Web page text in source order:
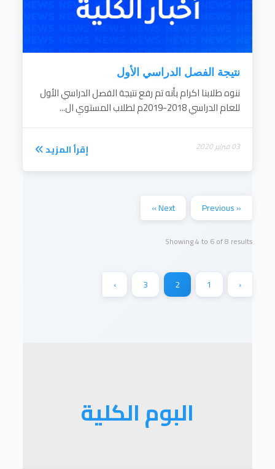
نتيجة الفصل الدراسي الأول
ننوه طلابنا اكرام بأنه تم رفع نتيجة الفصل الدراسي الأول
للعام الدراسي 2018-2019م لطلاب المستوي ال...
03 فبراير 2020 إقرأ المزيد
« Previous
Next »
Showing4to 6of8 results
‹
1
2
3
›
البوم الكلية